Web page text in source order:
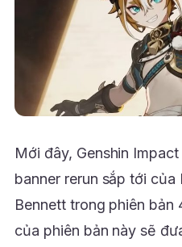
Mới đây, Genshin
banner rerun sắp tới của
Bennett trong phiên bản
của phiên bản này sẽ